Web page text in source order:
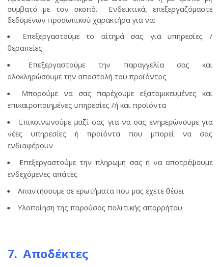
συμβατό με τον σκοπό. Ενδεικτικά, επεξεργαζόμαστε
δεδομένων προσωπικού χαρακτήρα για να:
Επεξεργαστούμε το αίτημά σας για υπηρεσίες /
θεραπείες
Επεξεργαστούμε την παραγγελία σας και
ολοκληρώσουμε την αποστολή του προϊόντος
Μπορούμε να σας παρέχουμε εξατομικευμένες και
επικαιροποιημένες υπηρεσίες /ή και προϊόντα
Επικοινωνούμε μαζί σας για να σας ενημερώνουμε για
νέες υπηρεσίες ή προϊόντα που μπορεί να σας
ενδιαφέρουν
Επεξεργαστούμε την πληρωμή σας ή να αποτρέψουμε
ενδεχόμενες απάτες
Απαντήσουμε σε ερωτήματα που μας έχετε θέσει
Υλοποίηση της παρούσας πολιτικής απορρήτου.
7. Αποδέκτες